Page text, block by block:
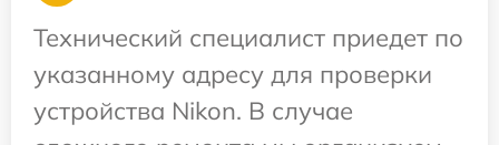
Технический специалист приедет по
указанному адресу для проверки
устройства Nikon. В случае